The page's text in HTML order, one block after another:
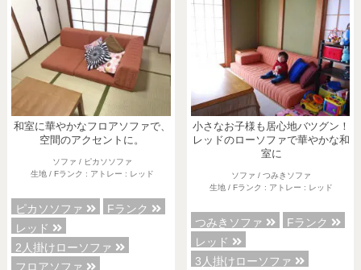
和室に華やかなフロアソファで、
空間のアクセントに。
ソファ / ピカソソファ
生地 / Fランク : アトレー : レッド
ピカソソファ
Fランク
レッド
2人掛けローソファ
フロアソファ
小さなお子様も居心地バツグン！
レッドのローソファで華やかな和
室に
ソファ / つみきソファ
生地 / Fランク : アトレー : レッド
つみきソファ
Fランク
レッド
3人掛けローソファ